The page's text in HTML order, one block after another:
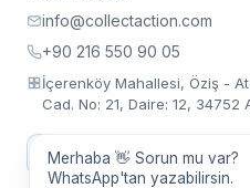
info@collectaction.com
+90 216 550 90 05
İçerenköy Mahallesi, Öziş -
Cad. No: 21, Daire: 12, 34752
Toplantı Talep Et
Merhaba 👋 Sorun mu var?
WhatsApp'tan yazabilirsin.